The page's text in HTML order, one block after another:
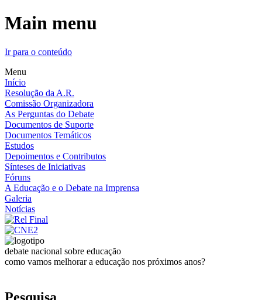
Main menu
Ir para o conteúdo
Menu
Início
Resolução da A.R.
Comissão Organizadora
As Perguntas do Debate
Documentos de Suporte
Documentos Temáticos
Estudos
Depoimentos e Contributos
Sínteses de Iniciativas
Fóruns
A Educação e o Debate na Imprensa
Galeria
Notícias
debate nacional sobre educação
como vamos melhorar a educação nos próximos anos?
Pesquisa